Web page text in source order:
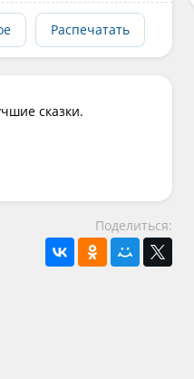
Распечатать
сказки.
Поделиться: